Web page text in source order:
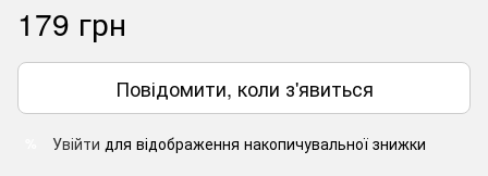
179 грн
Повідомити, коли з'явиться
Увійти для відображення накопичувальної знижки